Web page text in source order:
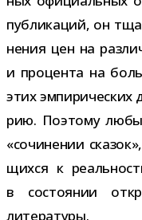
пуб­ли­ка­ций, он
не­ния цен на
и про­цента на
этих
рию. Поэтому
«сочи­не­нии
щихся к
в состо­я­нии
литературы.